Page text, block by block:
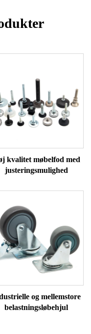
kvalitet møbelfod med
justeringsmulighed
og mellemstore
belastningsløbehjul